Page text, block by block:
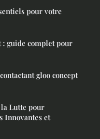
pour votre
guide complet pour
gloo concept
Lutte pour
Innovantes et